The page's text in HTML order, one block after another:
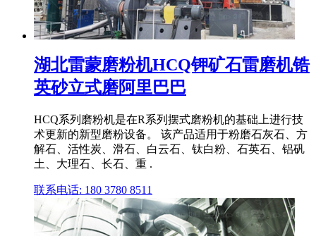
湖北雷蒙磨粉机HCQ钾矿石雷磨机锆
英砂立式磨阿里巴巴
HCQ系列磨粉机是在R系列摆式磨粉机的基础上进行技
术更新的新型磨粉设备。 该产品适用于粉磨石灰石、方
解石、活性炭、滑石、白云石、钛白粉、石英石、铝矾
土、大理石、长石、重 .
联系电话: 180 3780 8511